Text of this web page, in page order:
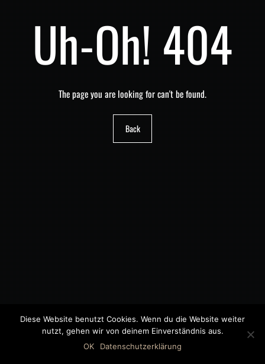
Uh-Oh! 404
The page you are looking for can't be found.
Back
©2018 MWB – MOTORWAGEN BERNAU GMBH
Diese Website benutzt Cookies. Wenn du die Website weiter
nutzt, gehen wir von deinem Einverständnis aus.
OK
Datenschutzerklärung